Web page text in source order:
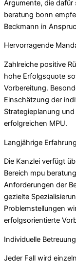
Argumente, die
beratung bonn
Beckmann in
Hervorragende
Zahlreiche positive
hohe Erfolgsquote
Vorbereitung.
Einschätzung der
Strategieplanung
erfolgreichen MPU.
Langjährige
Die Kanzlei verfügt
Bereich mpu
Anforderungen der
gezielte
Problemstellungen
erfolgsorientierte
Individuelle
Jeder Fall wird